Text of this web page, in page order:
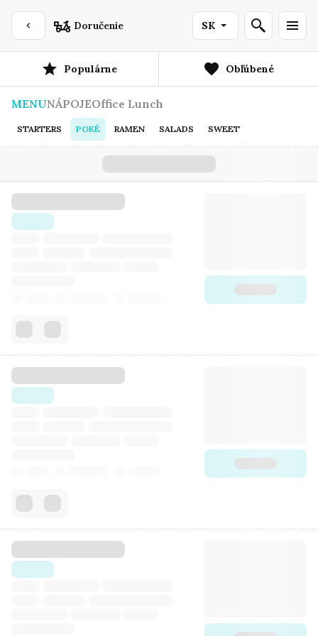
Doručenie SK
Populárne Obľúbené
MENUNÁPOJEOffice Lunch
STARTERS POKÉ RAMEN SALADS SWEET